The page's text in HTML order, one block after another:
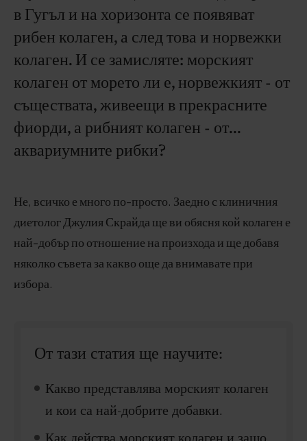
в Гугъл и на хоризонта се появяват
рибен колаген, а след това и норвежки
колаген. И се замисляте: морският
колаген от морето ли е, норвежкият - от
съществата, живеещи в прекрасните
фиорди, а рибният колаген - от...
аквариумните рибки?
Не, всичко е много по-просто. Заедно с клиничния
диетолог Джулия Скрайда ще ви обясня кой колаген е
най-добър по отношение на произхода и ще добавя
няколко съвета за какво още да внимавате при
избора.
От тази статия ще научите:
Какво представлява морският колаген
и кои са най-добрите добавки.
Как действа морският колаген и защо